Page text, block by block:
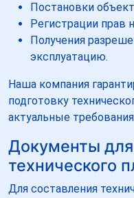
Постановки
Регистрации прав
Получения
эксплуатацию.
Наша компания
подготовку
актуальные
Документы для
технического
Для составления